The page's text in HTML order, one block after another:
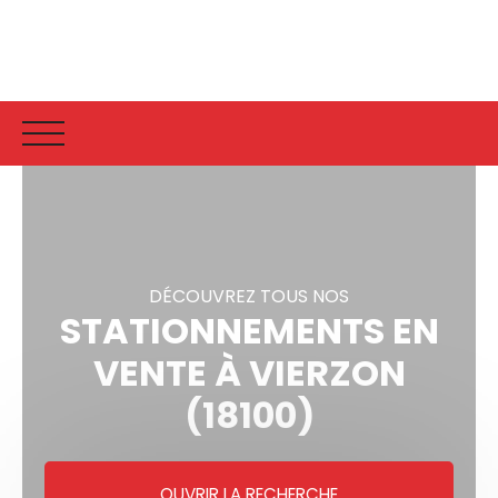
DÉCOUVREZ TOUS NOS
STATIONNEMENTS EN
VENTE À VIERZON
(18100)